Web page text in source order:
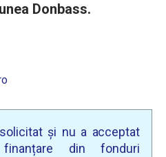
Donbass.
și nu a acceptat
din fonduri